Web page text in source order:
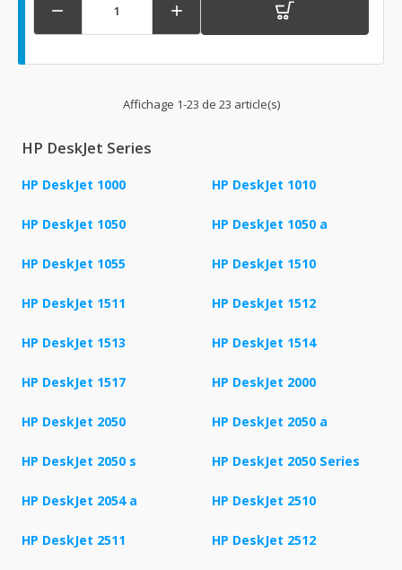
 
Affichage 1-23 de 23 article(s)
HP DeskJet Series
HP DeskJet 1000 HP DeskJet 1010
HP DeskJet 1050 HP DeskJet 1050 a
HP DeskJet 1055 HP DeskJet 1510
HP DeskJet 1511 HP DeskJet 1512
HP DeskJet 1513 HP DeskJet 1514
HP DeskJet 1517 HP DeskJet 2000
HP DeskJet 2050 HP DeskJet 2050 a
HP DeskJet 2050 s HP DeskJet 2050 Series
HP DeskJet 2054 a HP DeskJet 2510
HP DeskJet 2511 HP DeskJet 2512